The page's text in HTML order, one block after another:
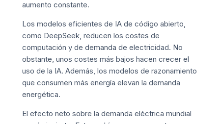
aumento constante.
Los modelos eficientes de IA de código abierto,
como DeepSeek, reducen los costes de
computación y de demanda de electricidad. No
obstante, unos costes más bajos hacen crecer el
uso de la IA. Además, los modelos de razonamiento
que consumen más energía elevan la demanda
energética.
El efecto neto sobre la demanda eléctrica mundial